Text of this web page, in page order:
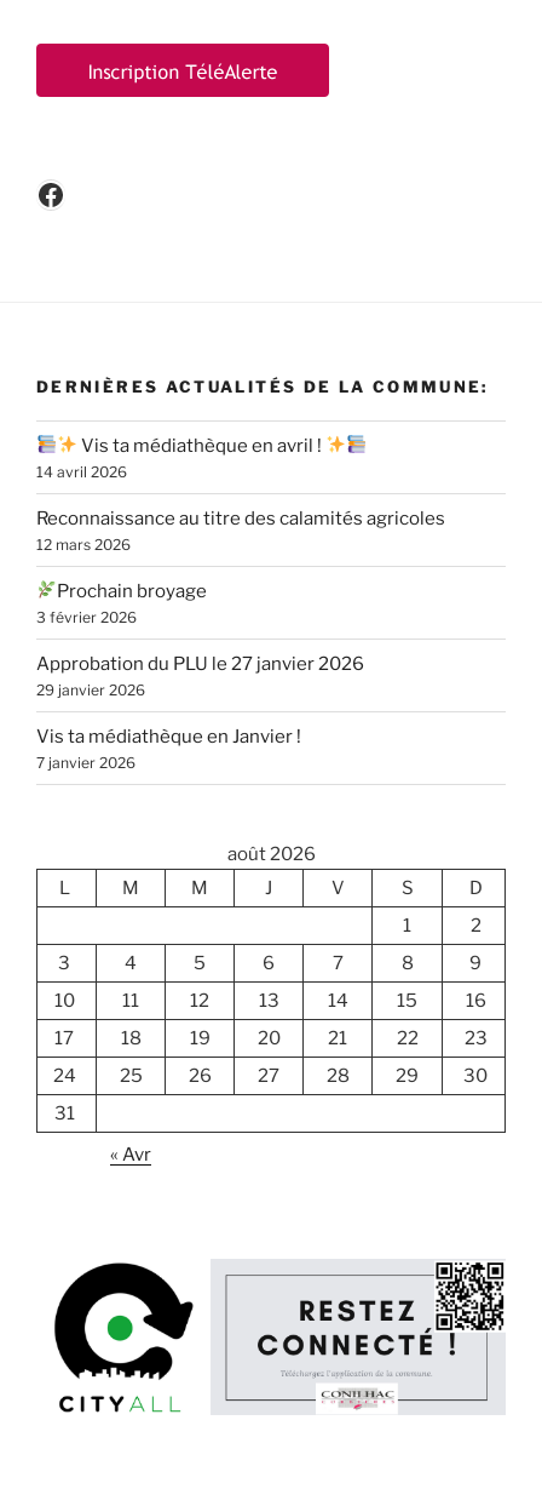
Facebook
DERNIÈRES ACTUALITÉS DE LA COMMUNE:
Vis ta médiathèque en avril !
14 avril 2026
Reconnaissance au titre des calamités agricoles
12 mars 2026
Prochain broyage
3 février 2026
Approbation du PLU le 27 janvier 2026
29 janvier 2026
Vis ta médiathèque en Janvier !
7 janvier 2026
août 2026
L
M M J V S
D
1
2
3
4 5 6 7 8
9
10
11 12 13 14 15
16
17
18 19 20 21 22
23
24
25 26 27 28 29
30
31
« Avr